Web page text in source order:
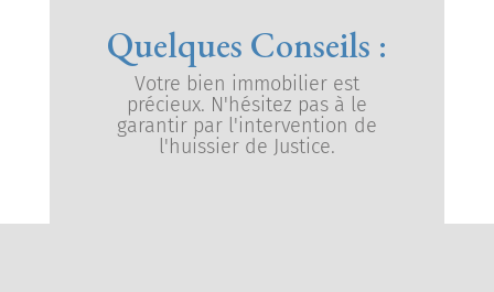
Quelques Conseils :
Votre bien immobilier est
précieux. N'hésitez pas à le
garantir par l'intervention de
l'huissier de Justice.